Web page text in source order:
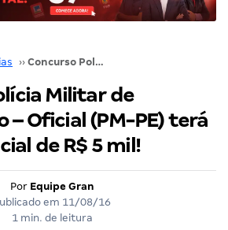
›› Concurso Polícia Militar de Pernambuco – Oficial (PM-PE) terá 60 vagas! Inicial de R$ 5 mil!
Militar de
– Oficial (PM-PE) terá
de R$ 5 mil!
Por Equipe Gran
em 11/08/16
1 min. de leitura